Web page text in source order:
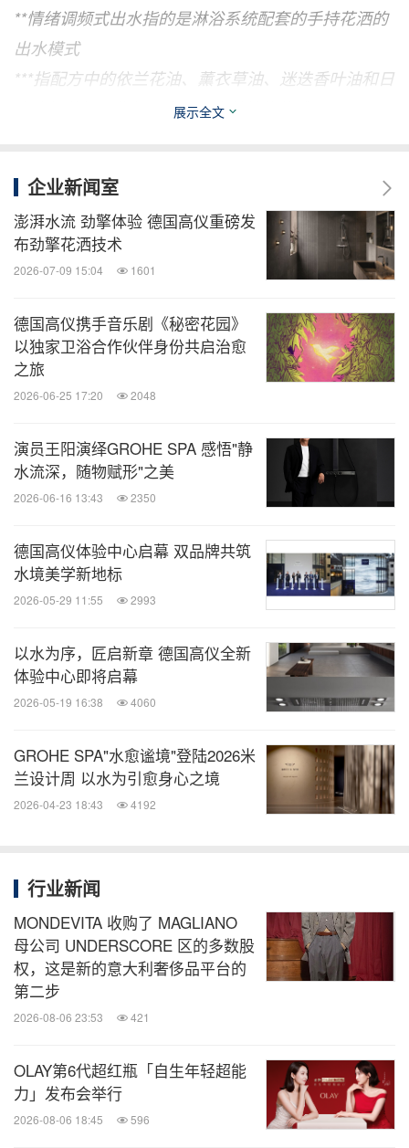
**情绪调频式出水指的是淋浴系统配套的手持花洒的
出水模式
* **指配方中的依兰花油、薰衣草油、迷迭香叶油和日
本晚樱花提取物都是来源于自然植物的成分
*****配方中的椰油酰谷氨酸二钠属于氨基酸类表面活
性剂，以及椰油酰胺丙基甜菜碱和月桂酰胺丙基甜菜
碱作为两性表面活性剂，共同赋予产品温和的特性
关于德国高仪
德国高仪是全球领先的卫浴解决方案和厨房产品供应
商。自2014年以来，德国高仪成为骊住集团旗下品
牌，骊住集团是全球卫浴与家装领导企业。为了实
现"畅享舒适水生活"的品牌理念，每款德国高仪产品
都基于恒久品质、领先科技、卓越设计和可持续发展
德国高仪及其高端奢华子品牌高仪SPA提供一系列提
高生活质量和践行可持续发展的产品解决方案和服
个性化需求。德国高仪致力于提供创新水生活产品，
始终贯彻骊住集团的企业社会责任，实现一种资源节
品技术，如全新推出的Everstream水循环淋浴系统、
实现产品包装无塑化，推出"从摇篮到摇篮 ®"循环经
济认证产品等。自2020年4月以来，品牌已在生产中
德国联邦政府的企业社会责任奖，以及"资源"和"设
计"类别的2021年德国可持续发展奖。作为可持续发
展和气候活动"可持续性与气候保护50强之一"，德国
高仪也致力于推动可持续转型。
微信公众号“全球TMT”发布全球互联网、科
展示全文
企业新闻室
澎湃水流 劲擎体验 德国高仪重磅发
布劲擎花洒技术
2026-07-09 15:04 1601
德国高仪携手音乐剧《秘密花园》
以独家卫浴合作伙伴身份共启治愈
之旅
2026-06-25 17:20 2048
演员王阳演绎GROHE SPA 感悟"静
水流深，随物赋形"之美
2026-06-16 13:43 2350
德国高仪体验中心启幕 双品牌共筑
水境美学新地标
2026-05-29 11:55 2993
以水为序，匠启新章 德国高仪全新
体验中心即将启幕
2026-05-19 16:38 4060
GROHE SPA"水愈谧境"登陆2026米
兰设计周 以水为引愈身心之境
2026-04-23 18:43 4192
行业新闻
MONDEVITA 收购了 MAGLIANO
母公司 UNDERSCORE 区的多数股
权，这是新的意大利奢侈品平台的
第二步
2026-08-06 23:53 421
OLAY第6代超红瓶「自生年轻超能
力」发布会举行
2026-08-06 18:45 596